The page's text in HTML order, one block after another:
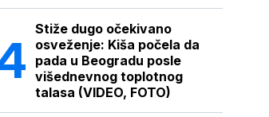
Stiže dugo očekivano
osveženje: Kiša počela da
pada u Beogradu posle
višednevnog toplotnog
talasa (VIDEO, FOTO)